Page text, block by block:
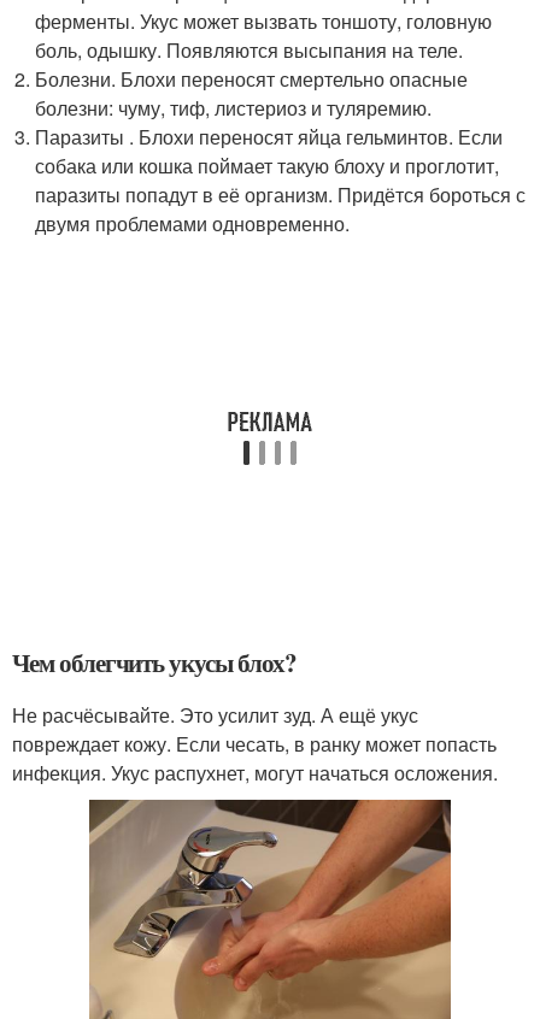
ферменты. Укус может вызвать тоншоту, головную
боль, одышку. Появляются высыпания на теле.
Болезни. Блохи переносят смертельно опасные
болезни: чуму, тиф, листериоз и туляремию.
Паразиты . Блохи переносят яйца гельминтов. Если
собака или кошка поймает такую блоху и проглотит,
паразиты попадут в её организм. Придётся бороться с
двумя проблемами одновременно.
Чем облегчить укусы блох?
Не расчёсывайте. Это усилит зуд. А ещё укус
повреждает кожу. Если чесать, в ранку может попасть
инфекция. Укус распухнет, могут начаться осложения.